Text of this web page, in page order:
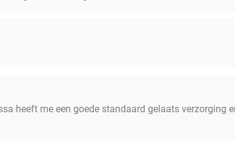
heeft me een goede standaard gelaats verzorging